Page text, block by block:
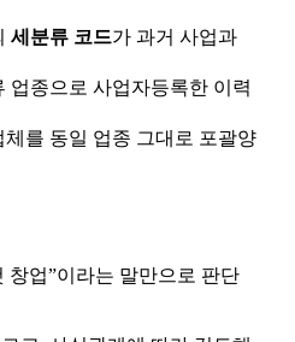
세분류 코드가 과거 사업과
업종으로 사업자등록한 이력
를 동일 업종 그대로 포괄양
창업”이라는 말만으로 판단